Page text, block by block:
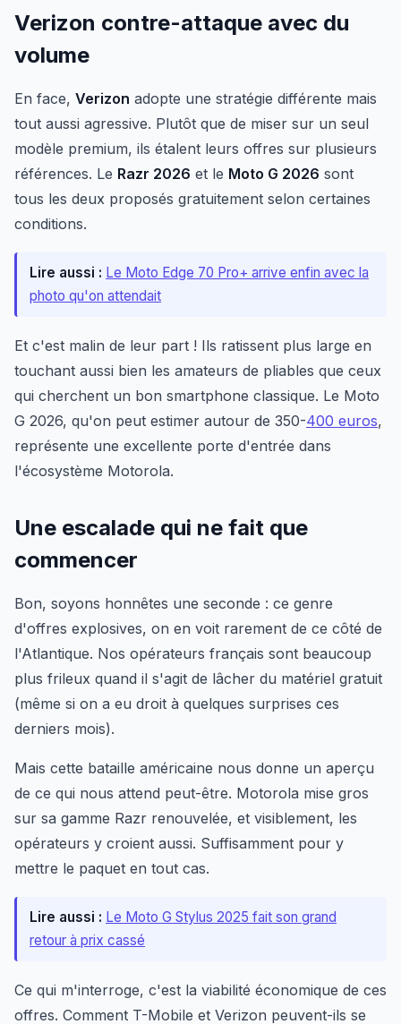
Verizon contre-attaque avec du
volume
En face, Verizon adopte une stratégie différente mais
tout aussi agressive. Plutôt que de miser sur un seul
modèle premium, ils étalent leurs offres sur plusieurs
références. Le Razr 2026 et le Moto G 2026 sont
tous les deux proposés gratuitement selon certaines
conditions.
Lire aussi : Le Moto Edge 70 Pro+ arrive enfin avec la
photo qu'on attendait
Et c'est malin de leur part ! Ils ratissent plus large en
touchant aussi bien les amateurs de pliables que ceux
qui cherchent un bon smartphone classique. Le Moto
G 2026, qu'on peut estimer autour de 350-400 euros,
représente une excellente porte d'entrée dans
l'écosystème Motorola.
Une escalade qui ne fait que
commencer
Bon, soyons honnêtes une seconde : ce genre
d'offres explosives, on en voit rarement de ce côté de
l'Atlantique. Nos opérateurs français sont beaucoup
plus frileux quand il s'agit de lâcher du matériel gratuit
(même si on a eu droit à quelques surprises ces
derniers mois).
Mais cette bataille américaine nous donne un aperçu
de ce qui nous attend peut-être. Motorola mise gros
sur sa gamme Razr renouvelée, et visiblement, les
opérateurs y croient aussi. Suffisamment pour y
mettre le paquet en tout cas.
Lire aussi : Le Moto G Stylus 2025 fait son grand
retour à prix cassé
Ce qui m'interroge, c'est la viabilité économique de ces
offres. Comment T-Mobile et Verizon peuvent-ils se